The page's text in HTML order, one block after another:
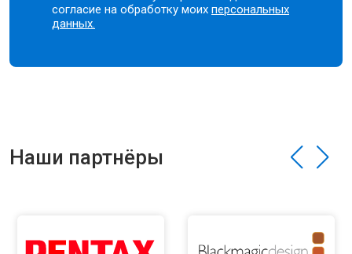
согласие на обработку моихперсональных
данных.
Наши партнёры